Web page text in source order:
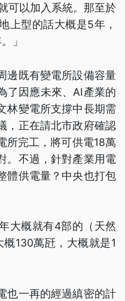
可以加入系統。那至於
上型的話大概是5年，
」
邊既有變電所設備容量
了因應未來、AI產業的
林變電所支撐中長期需
，正在請北市政府確認
所完工，將可供電18萬
。不過，針對產業用電
體供電量？中央也打包
大概就有4部的（天然
130萬瓩，大概就是1
也一再的經過縝密的計